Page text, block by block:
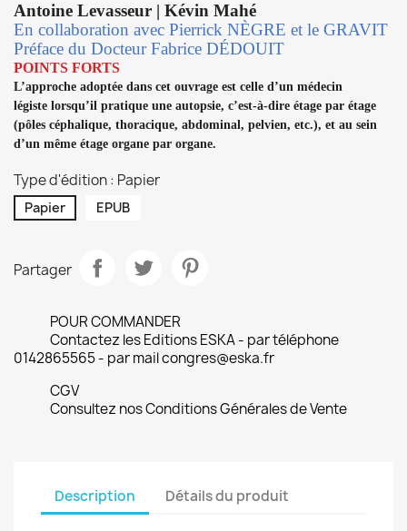
Antoine Levasseur | Kévin Mahé
En collaboration avec Pierrick NÈGRE et le GRAVIT
Préface du DocteurFabrice DÉDOUIT
POINTS FORTS
L’approche adoptée dans cet ouvrage est celle d’un médecin
légiste lorsqu’il pratique une autopsie, c’est-à-dire étage par étage
(pôles céphalique, thoracique, abdominal, pelvien, etc.), et au sein
d’un même étage organe par organe.
Type d'édition : Papier
Papier EPUB
Partager
POUR COMMANDER
Contactez les Editions ESKA - par téléphone
0142865565 - par mail congres@eska.fr
CGV
Consultez nos Conditions Générales de Vente
Description Détails du produit